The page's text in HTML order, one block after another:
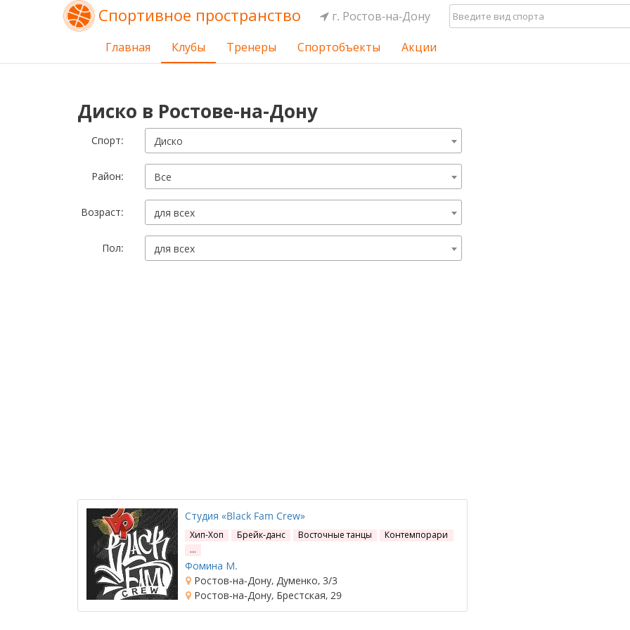
Спортивное пространство г. Ростов-на-Дону
Главная Клубы Тренеры Спортобъекты Акции
Диско в Ростове-на-Дону
Cпорт: Диско
Район: Все
Возраст: для всех
Пол: для всех
Студия «Black Fam Crew»
Хип-Хоп Брейк-данс Восточные танцы
Контемпорари
…
Фомина М.
Ростов-на-Дону, Думенко, 3/3
Ростов-на-Дону, Брестская, 29